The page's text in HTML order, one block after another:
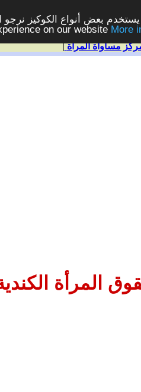
بعض أنواع الكوكيز
on our website
| مساواة المرأة
المرأة